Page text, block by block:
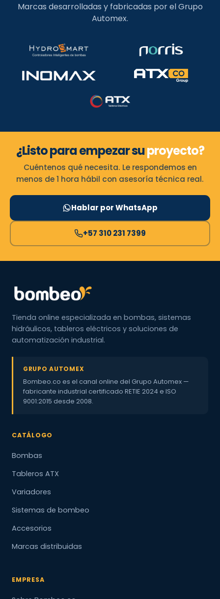
Marcas desarrolladas y fabricadas por el Grupo
Automex.
¿Listo para empezar suproyecto?
Cuéntenos qué necesita. Le respondemos en
menos de 1 hora hábil con asesoría técnica real.
Hablar por WhatsApp
+57 310 231 7399
Tienda online especializada en bombas, sistemas
hidráulicos, tableros eléctricos y soluciones de
automatización industrial.
GRUPO AUTOMEX
Bombeo.co es el canal online del Grupo Automex —
fabricante industrial certificado RETIE 2024 e ISO
9001:2015 desde 2008.
CATÁLOGO
Bombas
Tableros ATX
Variadores
Sistemas de bombeo
Accesorios
Marcas distribuidas
EMPRESA